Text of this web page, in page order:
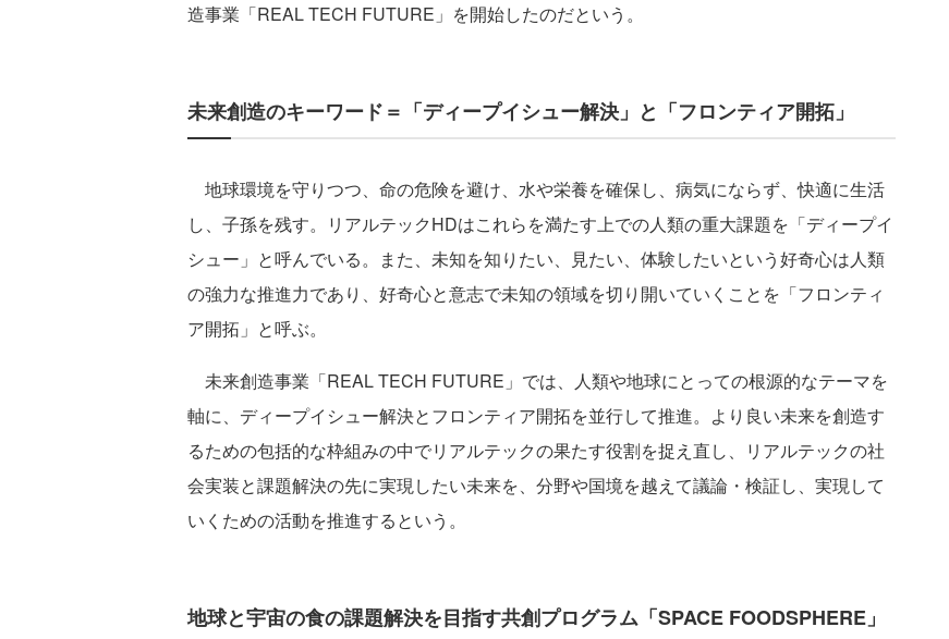
造事業「REAL TECH FUTURE」を開始したのだという。
未来創造のキーワード＝「ディープイシュー解決」と「フロンティア開拓」
地球環境を守りつつ、命の危険を避け、水や栄養を確保し、病気にならず、快適に生活
し、子孫を残す。リアルテックHDはこれらを満たす上での人類の重大課題を「ディープイ
シュー」と呼んでいる。また、未知を知りたい、見たい、体験したいという好奇心は人類
の強力な推進力であり、好奇心と意志で未知の領域を切り開いていくことを「フロンティ
ア開拓」と呼ぶ。
未来創造事業「REAL TECH FUTURE」では、人類や地球にとっての根源的なテーマを
軸に、ディープイシュー解決とフロンティア開拓を並行して推進。より良い未来を創造す
るための包括的な枠組みの中でリアルテックの果たす役割を捉え直し、リアルテックの社
会実装と課題解決の先に実現したい未来を、分野や国境を越えて議論・検証し、実現して
いくための活動を推進するという。
地球と宇宙の食の課題解決を目指す共創プログラム「SPACE FOODSPHERE」